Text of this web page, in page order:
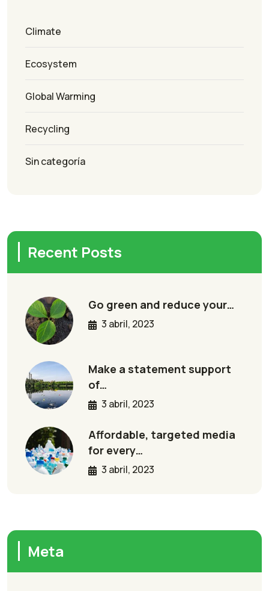
Climate
Ecosystem
Global Warming
Recycling
Sin categoría
Recent Posts
Go green and reduce your…
3 abril, 2023
Make a statement support
of…
3 abril, 2023
Affordable, targeted media
for every…
3 abril, 2023
Meta